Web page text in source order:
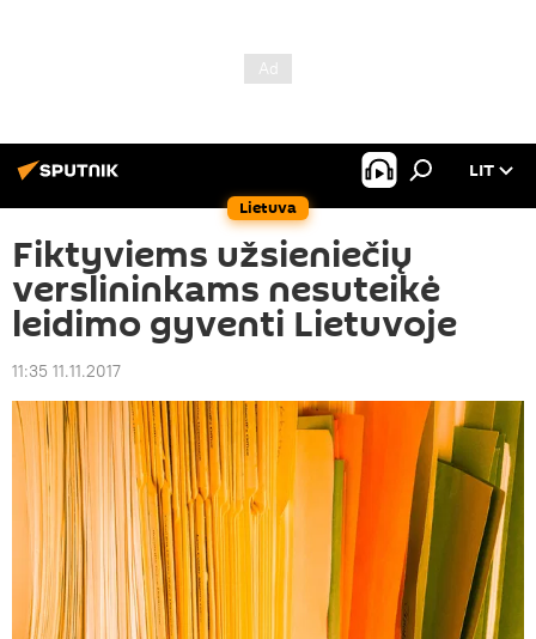
Lietuva
LIT
Fiktyviems užsieniečių
verslininkams nesuteikė
leidimo gyventi Lietuvoje
11:35 11.11.2017